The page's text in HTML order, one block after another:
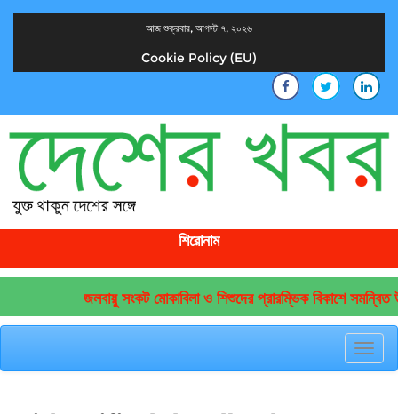
আজ শুক্রবার, আগস্ট ৭, ২০২৬
Cookie Policy (EU)
শিরোনাম
জলবায়ু সংকট মোকাবিলা ও শিশুদের প্রারম্ভিক বিকাশে সমন্বিত